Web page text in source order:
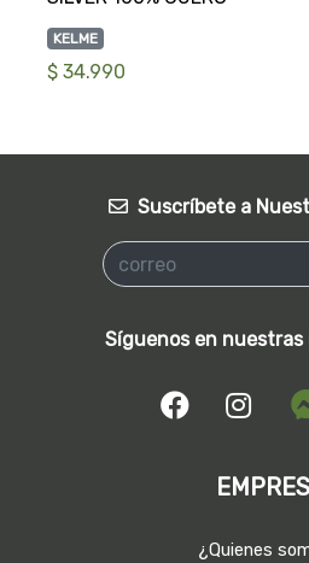
KELME
$ 34.990
Suscríbete a
Síguenos en nuestras
¿Quienes